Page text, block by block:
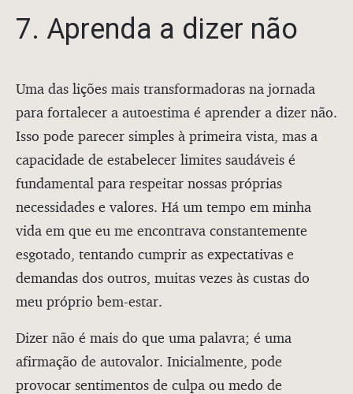
7. Aprenda a dizer não
Uma das lições mais transformadoras na jornada
para fortalecer a autoestima é aprender a dizer não.
Isso pode parecer simples à primeira vista, mas a
capacidade de estabelecer limites saudáveis é
fundamental para respeitar nossas próprias
necessidades e valores. Há um tempo em minha
vida em que eu me encontrava constantemente
esgotado, tentando cumprir as expectativas e
demandas dos outros, muitas vezes às custas do
meu próprio bem-estar.
Dizer não é mais do que uma palavra; é uma
afirmação de autovalor. Inicialmente, pode
provocar sentimentos de culpa ou medo de